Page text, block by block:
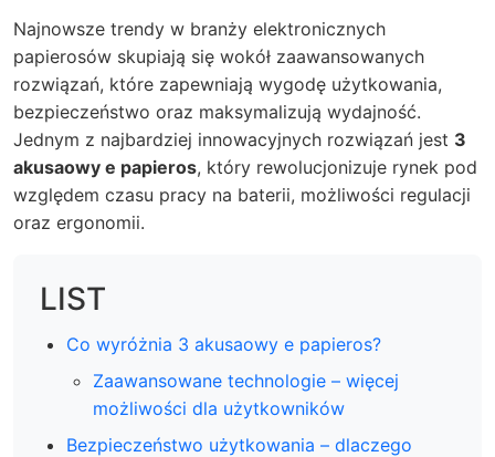
Najnowsze trendy w branży elektronicznych
papierosów skupiają się wokół zaawansowanych
rozwiązań, które zapewniają wygodę użytkowania,
bezpieczeństwo oraz maksymalizują wydajność.
Jednym z najbardziej innowacyjnych rozwiązań jest 3
akusaowy e papieros, który rewolucjonizuje rynek pod
względem czasu pracy na baterii, możliwości regulacji
oraz ergonomii.
LIST
Co wyróżnia 3 akusaowy e papieros?
Zaawansowane technologie – więcej
możliwości dla użytkowników
Bezpieczeństwo użytkowania – dlaczego